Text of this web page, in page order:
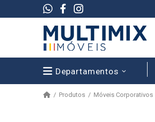
Departamentos
Produtos Móveis Corporativos